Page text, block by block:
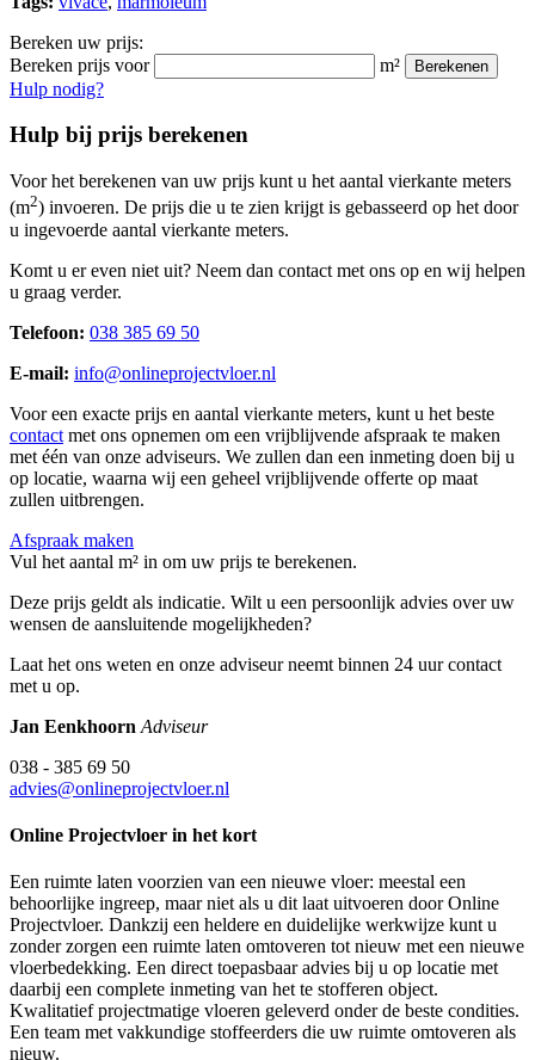
Bereken uw prijs:
Bereken prijs voor
m² Berekenen
Hulp nodig?
Hulp bij prijs berekenen
Voor het berekenen van uw prijs kunt u het aantal vierkante meters
(m2) invoeren. De prijs die u te zien krijgt is gebasseerd op het door
u ingevoerde aantal vierkante meters.
Komt u er even niet uit? Neem dan contact met ons op en wij helpen
u graag verder.
Telefoon: 038 385 69 50
E-mail: info@onlineprojectvloer.nl
Voor een exacte prijs en aantal vierkante meters, kunt u het beste
contact met ons opnemen om een vrijblijvende afspraak te maken
met één van onze adviseurs. We zullen dan een inmeting doen bij u
op locatie, waarna wij een geheel vrijblijvende offerte op maat
zullen uitbrengen.
Afspraak maken
Vul het aantal m² in om uw prijs te berekenen.
Deze prijs geldt als indicatie. Wilt u een persoonlijk advies over uw
wensen de aansluitende mogelijkheden?
Laat het ons weten en onze adviseur neemt binnen 24 uur contact
met u op.
Jan Eenkhoorn Adviseur
038 - 385 69 50
advies@onlineprojectvloer.nl
Online Projectvloer in het kort
Een ruimte laten voorzien van een nieuwe vloer: meestal een
behoorlijke ingreep, maar niet als u dit laat uitvoeren door Online
Projectvloer. Dankzij een heldere en duidelijke werkwijze kunt u
zonder zorgen een ruimte laten omtoveren tot nieuw met een nieuwe
vloerbedekking. Een direct toepasbaar advies bij u op locatie met
daarbij een complete inmeting van het te stofferen object.
Kwalitatief projectmatige vloeren geleverd onder de beste condities.
Een team met vakkundige stoffeerders die uw ruimte omtoveren als
nieuw.